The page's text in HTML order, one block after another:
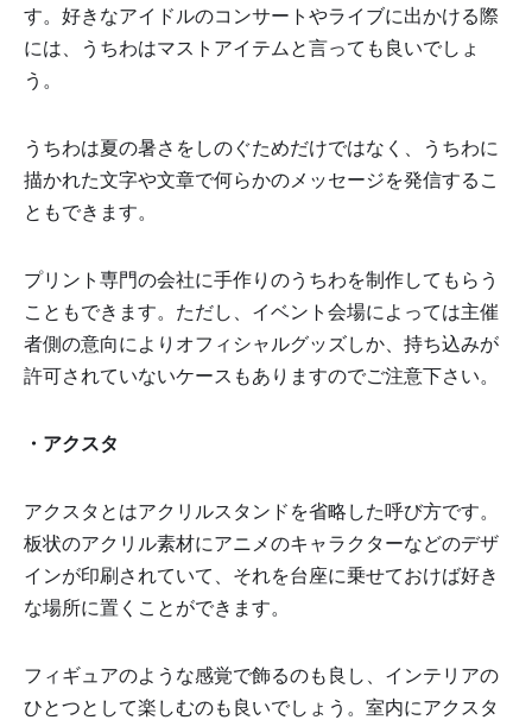
す。好きなアイドルのコンサートやライブに出かける際
には、うちわはマストアイテムと言っても良いでしょ
う。
うちわは夏の暑さをしのぐためだけではなく、うちわに
描かれた文字や文章で何らかのメッセージを発信するこ
ともできます。
プリント専門の会社に手作りのうちわを制作してもらう
こともできます。ただし、イベント会場によっては主催
者側の意向によりオフィシャルグッズしか、持ち込みが
許可されていないケースもありますのでご注意下さい。
・アクスタ
アクスタとはアクリルスタンドを省略した呼び方です。
板状のアクリル素材にアニメのキャラクターなどのデザ
インが印刷されていて、それを台座に乗せておけば好き
な場所に置くことができます。
フィギュアのような感覚で飾るのも良し、インテリアの
ひとつとして楽しむのも良いでしょう。室内にアクスタ